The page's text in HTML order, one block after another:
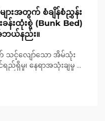
များအတွက် စံချိန်စံညွှန်း
ခန်းထုံးစွဲ (Bunk Bed)
ဘယ်နည်း။
က် သင့်လျော်သော အိမ်သုံး
ရည်ရှိမှု၊ နေရာအသုံးချမှု ထိ
စ္စည်းအားလုံးအနက် အိပ်ရာ
ါအတိုင်း အထူးသဖြင့်